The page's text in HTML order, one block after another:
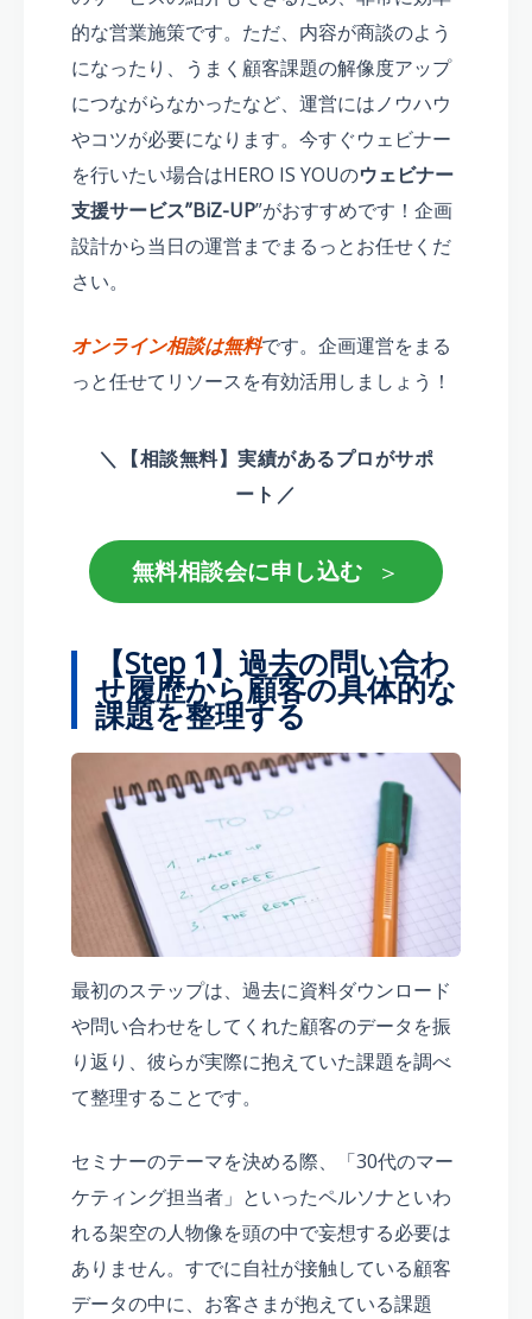
的な営業施策です。ただ、内容が商談のよう
になったり、うまく顧客課題の解像度アップ
につながらなかったなど、運営にはノウハウ
やコツが必要になります。今すぐウェビナー
を行いたい場合はHERO IS YOUのウェビナー
支援サービス”BiZ-UP”がおすすめです！企画
設計から当日の運営までまるっとお任せくだ
さい。
オンライン相談は無料です。企画運営をまる
っと任せてリソースを有効活用しましょう！
＼
【相談無料】実績があるプロがサポ
ート ／
無料相談会に申し込む ＞
【Step 1】過去の問い合わ
せ履歴から顧客の具体的な
課題を整理する
最初のステップは、過去に資料ダウンロード
や問い合わせをしてくれた顧客のデータを振
り返り、彼らが実際に抱えていた課題を調べ
て整理することです。
セミナーのテーマを決める際、「30代のマー
ケティング担当者」といったペルソナといわ
れる架空の人物像を頭の中で妄想する必要は
ありません。すでに自社が接触している顧客
データの中に、お客さまが抱えている課題